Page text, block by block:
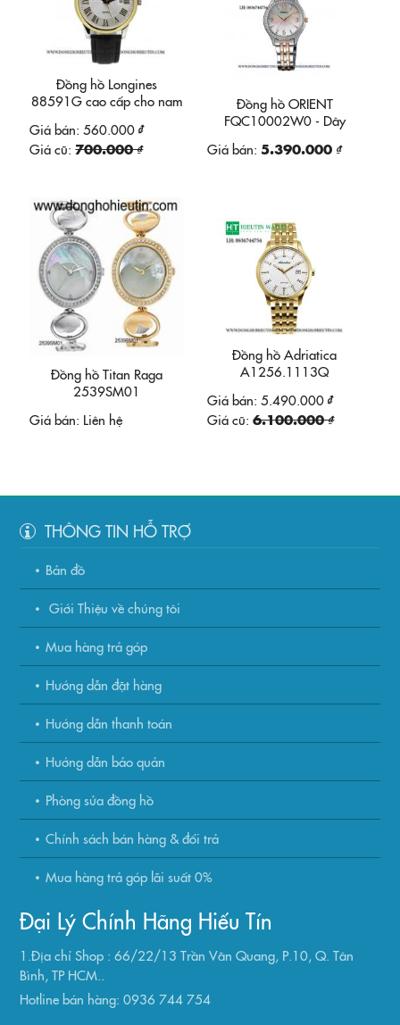
Đồng hồ Longines
88591G cao cấp cho nam
Giá bán: 560.000 ₫
Giá cũ: 700.000 ₫
Đồng hồ ORIENT
FQC10002W0 - Dây
Giá bán: 5.390.000 ₫
Đồng hồ Titan Raga
2539SM01
Giá bán: Liên hệ
Đồng hồ Adriatica
A1256.1113Q
Giá bán: 5.490.000 ₫
Giá cũ: 6.100.000 ₫
THÔNG TIN HỖ TRỢ
Bản đồ
Giới Thiệu về chúng tôi
Mua hàng trả góp
Hướng dẫn đặt hàng
Hướng dẫn thanh toán
Hướng dẫn bảo quản
Phòng sửa đồng hồ
Chính sách bán hàng & đổi trả
Mua hàng trả góp lãi suất 0%
Đại Lý Chính Hãng Hiếu Tín
1.Địa chỉ Shop : 66/22/13 Trần Văn Quang, P.10, Q. Tân
Bình, TP HCM..
Hotline bán hàng: 0936 744 754